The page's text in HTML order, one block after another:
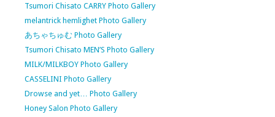
Tsumori Chisato CARRY Photo Gallery
melantrick hemlighet Photo Gallery
あちゃちゅむ Photo Gallery
Tsumori Chisato MEN’S Photo Gallery
MILK/MILKBOY Photo Gallery
CASSELINI Photo Gallery
Drowse and yet… Photo Gallery
Honey Salon Photo Gallery